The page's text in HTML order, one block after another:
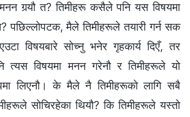
गर्‍यौ त? तिमीहरू कसैले पनि यस विषयमा
पछिल्लोपटक, मैले तिमीहरूले तयारी गर्न सक
विषयबारे सोच्‍नु भनेर गृहकार्य दिएँ, तर
त्यस विषयमा मनन गरेनौ र तिमीहरूले यो
लिएनौ। के मैले नै तिमीहरूको लागि सबै
सोचिरहेका थियौ? कि तिमीहरूले यस्तो